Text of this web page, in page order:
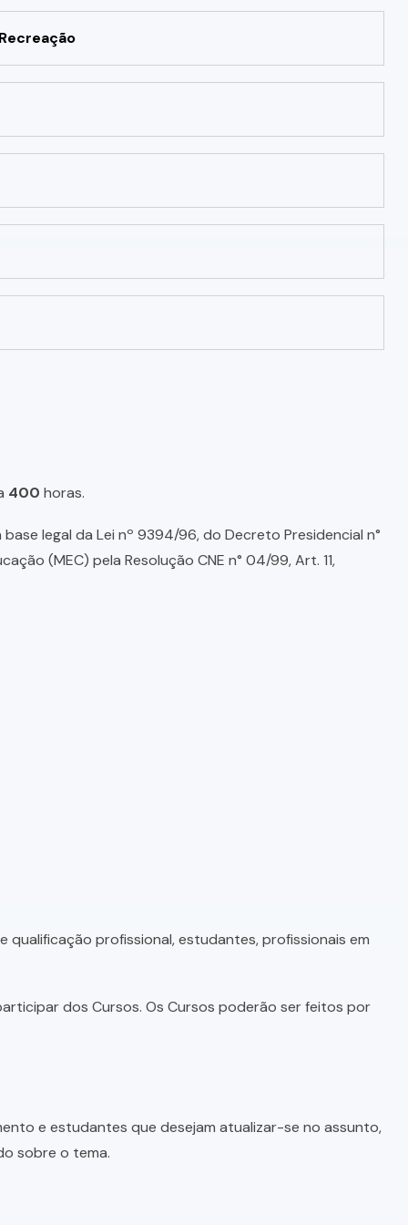
400 horas.
legal da Lei nº 9394/96, do Decreto Presidencial n°
(MEC) pela Resolução CNE n° 04/99, Art. 11,
profissional, estudantes, profissionais em
dos Cursos. Os Cursos poderão ser feitos por
e estudantes que desejam atualizar-se no assunto,
sobre o tema.